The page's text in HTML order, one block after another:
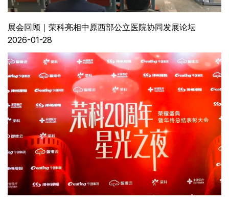
展会回顾｜荣科亮相中原西部公立医院协同发展论坛
2026-01-28